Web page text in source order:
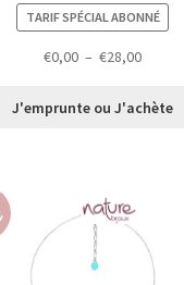
TARIF SPÉCIAL ABONNÉ
€0,00 – €28,00Plage
prix :
J'emprunte ou J'achète